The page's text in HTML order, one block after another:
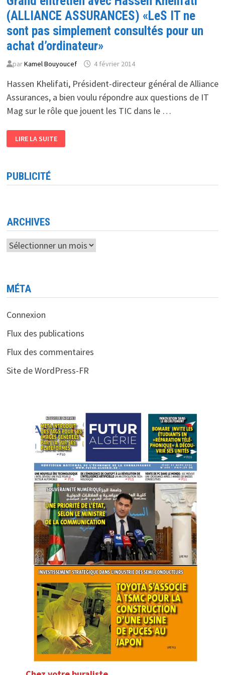
(ALLIANCE ASSURANCES) «LeS IT ne
sont pas simplement consultés pour un
achat d’ordinateur»
parKamel Bouyoucef 4 février 2014
Hassen Khelifati, Président-directeur général de Alliance
Assurances, a bien voulu répondre aux questions de IT
Mag sur le rôle que jouent les TIC dans le …
ENTRETIEN
AVEC
ASSURANCES)
«LES
SIMPLEMENT
CONSULTÉS
POUR
UN
ACHAT
D’ORDINATEUR»
LIRE LA SUITE
PUBLICITÉ
ARCHIVES
Archives
MÉTA
Connexion
Flux des publications
Flux des commentaires
Site de WordPress-FR